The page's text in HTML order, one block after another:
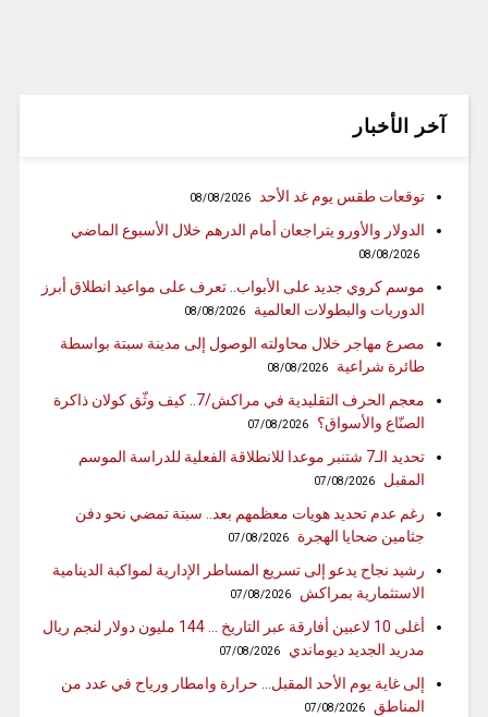
آخر الأخبار
توقعات طقس يوم غد الأحد 08/08/2026
الدولار والأورو يتراجعان أمام الدرهم خلال الأسبوع الماضي
08/08/2026
موسم كروي جديد على الأبواب.. تعرف على مواعيد انطلاق أبرز
الدوريات والبطولات العالمية
08/08/2026
مصرع مهاجر خلال محاولته الوصول إلى مدينة سبتة بواسطة
طائرة شراعية
08/08/2026
معجم الحرف التقليدية في مراكش/7.. كيف وثّق كولان ذاكرة
الصنّاع والأسواق؟
07/08/2026
تحديد الـ7 شتنبر موعدا للانطلاقة الفعلية للدراسة الموسم
المقبل
07/08/2026
رغم عدم تحديد هويات معظمهم بعد.. سبتة تمضي نحو دفن
جثامين ضحايا الهجرة
07/08/2026
رشيد نجاح يدعو إلى تسريع المساطر الإدارية لمواكبة الدينامية
الاستثمارية بمراكش
07/08/2026
أغلى 10 لاعبين أفارقة عبر التاريخ … 144 مليون دولار لنجم ريال
مدريد الجديد ديوماندي
07/08/2026
إلى غاية يوم الأحد المقبل… حرارة وامطار ورياح في عدد من
المناطق
07/08/2026